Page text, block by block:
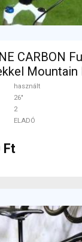
XT
Mountain
használt
26"
2
ELADÓ
Ft